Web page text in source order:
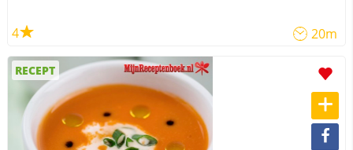
4 20m
RECEPT